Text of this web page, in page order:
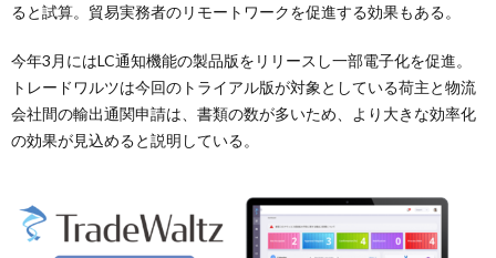
ると試算。貿易実務者のリモートワークを促進する効果もある。
今年3月にはLC通知機能の製品版をリリースし一部電子化を促進。
トレードワルツは今回のトライアル版が対象としている荷主と物流
会社間の輸出通関申請は、書類の数が多いため、より大きな効率化
の効果が見込めると説明している。